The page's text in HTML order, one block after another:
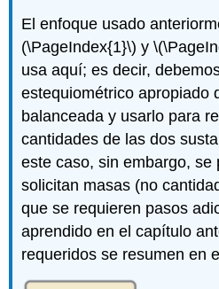
El enfoque usado
(\PageIndex{1}\) y
usa aquí; es decir,
estequiométrico apropiado
balanceada y usarlo para
cantidades de las dos
este caso, sin embargo, se
solicitan masas (no
que se requieren pasos
aprendido en el capítulo
requeridos se resumen en